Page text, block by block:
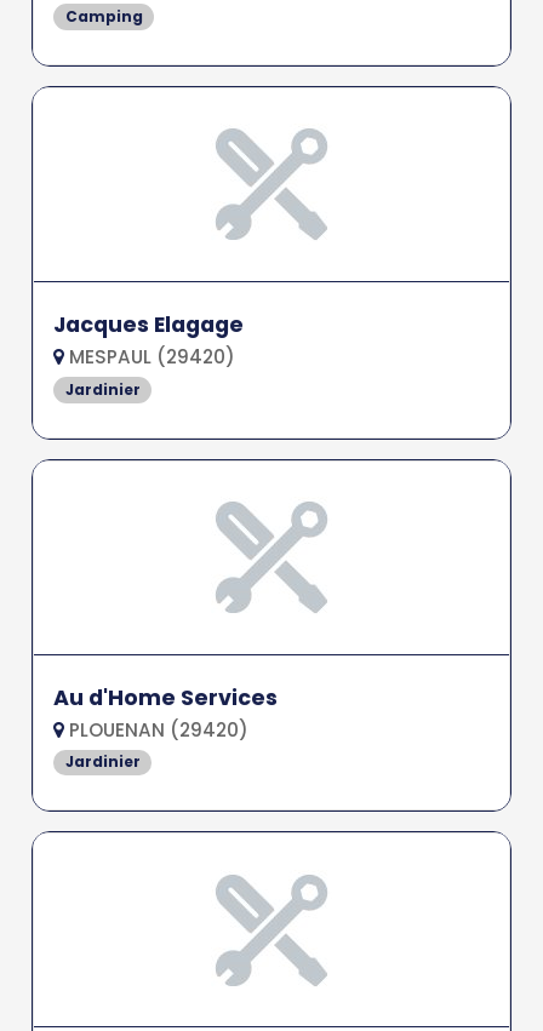
Camping
Jacques Elagage
MESPAUL (29420)
Jardinier
Au d'Home Services
PLOUENAN (29420)
Jardinier